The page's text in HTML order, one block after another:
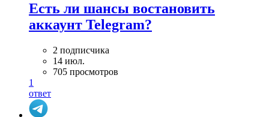
Есть ли шансы востановить
аккаунт Telegram?
2 подписчика
14 июл.
705 просмотров
1
ответ